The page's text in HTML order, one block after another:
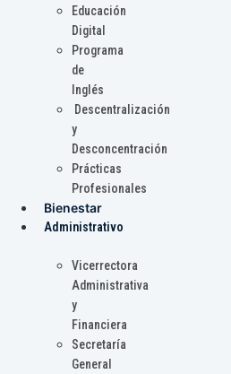
Educación
Digital
Programa
de
Inglés
Descentralización
y
Desconcentración
Prácticas
Profesionales
Bienestar
Administrativo
Vicerrectora
Administrativa
y
Financiera
Secretaría
General